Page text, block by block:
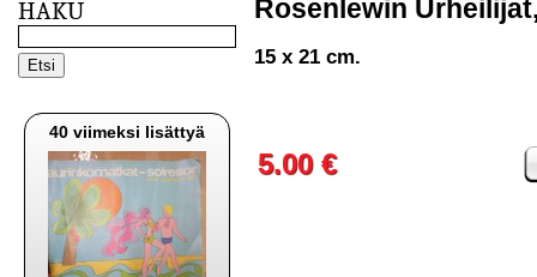
HAKU
40 viimeksi lisättyä
Rosenlewin
15 x 21 cm.
5.00 €